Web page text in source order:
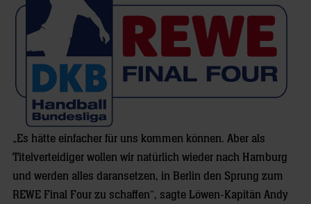
„Es hätte einfacher für uns kommen können. Aber als
Titelverteidiger wollen wir natürlich wieder nach Hamburg
und werden alles daransetzen, in Berlin den Sprung zum
REWE Final Four zu schaffen“, sagte Löwen-Kapitän Andy